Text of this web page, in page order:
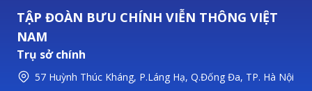
TẬP ĐOÀN BƯU CHÍNH VIỄN THÔNG VIỆT
NAM
Trụ sở chính
57 Huỳnh Thúc Kháng, P.Láng Hạ, Q.Đống Đa, TP. Hà Nội